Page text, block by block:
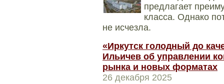
предлагает
класса. Однако
не исчезла.
«Иркутск голодный до
Ильичев об управлении
рынка и новых форматах
26 декабря 2025